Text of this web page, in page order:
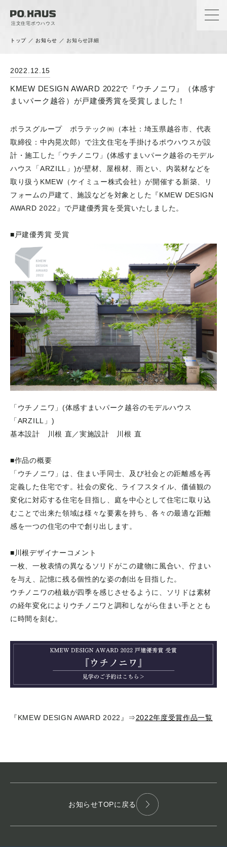
注文住宅ポウハウス
トップ ／ お知らせ ／ お知らせ詳細
News
お知らせ
2022.12.15
KMEW DESIGN AWARD 2022で『ウチノニワ』（体感す
まいパーク越谷）が戸建優秀賞を受賞しました！
ポラスグループ ポラテック㈱（本社：埼玉県越谷市、代表
取締役：中内晃次郎）で注文住宅を手掛けるポウハウスが設
計・施工した「ウチノニワ」(体感すまいパーク越谷のモデル
ハウス「ARZILL」)が壁材、屋根材、雨とい、内装材などを
取り扱うKMEW（ケイミュー株式会社）が開催する新築、リ
フォームの戸建て、施設などを対象とした『KMEW DESIGN
AWARD 2022』で戸建優秀賞を受賞いたしました。
■戸建優秀賞 受賞
「ウチノニワ」(体感すまいパーク越谷のモデルハウス
「ARZILL」)
基本設計 川根 直／実施設計 川根 直
■作品の概要
「ウチノニワ」は、住まい手同士、及び社会との距離感を再
定義した住宅です。社会の変化、ライフスタイル、価値観の
変化に対応する住宅を目指し、庭を中心として住宅に取り込
むことで出来た領域は様々な要素を持ち、各々の最適な距離
感を一つの住宅の中で創り出します。
■川根デザイナーコメント
一枚、一枚表情の異なるソリドがこの建物に風合い、佇まい
を与え、記憶に残る個性的な姿の創出を目指した。
ウチノニワの植栽が四季を感じさせるように、ソリドは素材
の経年変化によりウチノニワと調和しながら住まい手ととも
に時間を刻む。
『KMEW DESIGN AWARD 2022』⇒2022年度受賞作品一覧
お知らせTOPに戻る